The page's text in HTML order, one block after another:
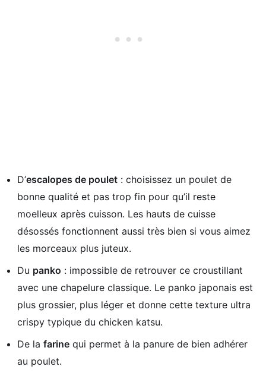
D’escalopes de poulet : choisissez un poulet de
bonne qualité et pas trop fin pour qu’il reste
moelleux après cuisson. Les hauts de cuisse
désossés fonctionnent aussi très bien si vous aimez
les morceaux plus juteux.
Du panko : impossible de retrouver ce croustillant
avec une chapelure classique. Le panko japonais est
plus grossier, plus léger et donne cette texture ultra
crispy typique du chicken katsu.
De la farine qui permet à la panure de bien adhérer
au poulet.